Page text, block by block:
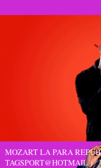
MOZART LA PARA
TAGSPORT@HOTMAIL )